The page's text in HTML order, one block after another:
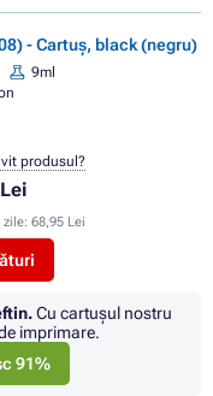
- Cartuș, black (negru)
9ml
zile: 68,95 Lei
produsul?
Cu cartuşul nostru
imprimare.
91%